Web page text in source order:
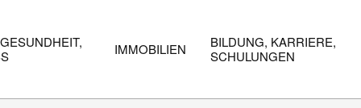
IMMOBILIEN
BILDUNG, KARRIERE,
SCHULUNGEN